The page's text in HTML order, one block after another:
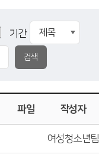
기간
파일 작성자
여성청소년팀